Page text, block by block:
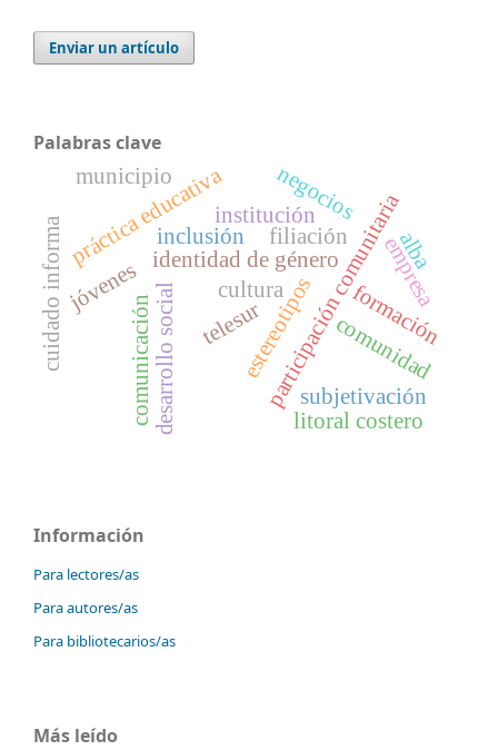
Enviar un artículo
Palabras clave
identidad de género
comunicación estereotipos
cultura
inclusión participación comunitaria
jóvenes desarrollo social comunidad
práctica educativainstitución
subjetivación
cuidado informa
negocios
formación
empresa
alba
telesur
filiación
litoral costero
municipio
Información
Para lectores/as
Para autores/as
Para bibliotecarios/as
Más leído